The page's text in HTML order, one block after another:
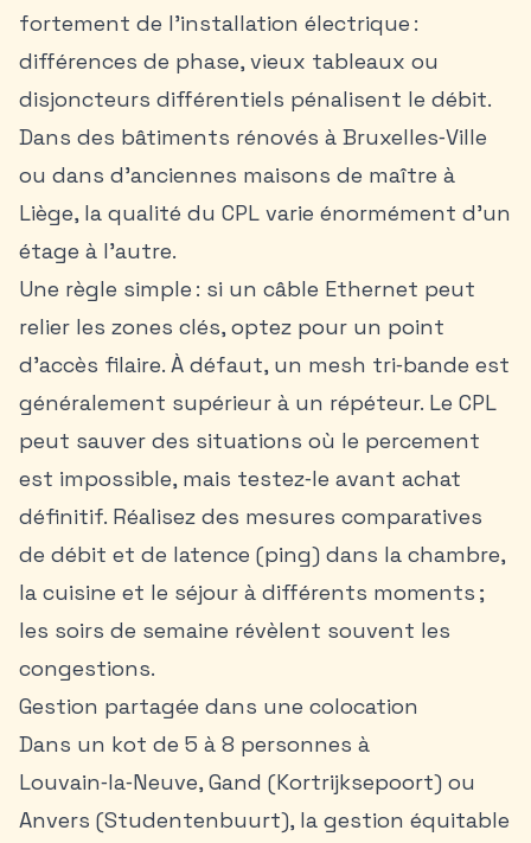
fortement de l’installation électrique :
différences de phase, vieux tableaux ou
disjoncteurs différentiels pénalisent le débit.
Dans des bâtiments rénovés à Bruxelles‑Ville
ou dans d’anciennes maisons de maître à
Liège, la qualité du CPL varie énormément d’un
étage à l’autre.
Une règle simple : si un câble Ethernet peut
relier les zones clés, optez pour un point
d’accès filaire. À défaut, un mesh tri‑bande est
généralement supérieur à un répéteur. Le CPL
peut sauver des situations où le percement
est impossible, mais testez‑le avant achat
définitif. Réalisez des mesures comparatives
de débit et de latence (ping) dans la chambre,
la cuisine et le séjour à différents moments ;
les soirs de semaine révèlent souvent les
congestions.
Gestion partagée dans une colocation
Dans un kot de 5 à 8 personnes à
Louvain‑la‑Neuve, Gand (Kortrijksepoort) ou
Anvers (Studentenbuurt), la gestion équitable